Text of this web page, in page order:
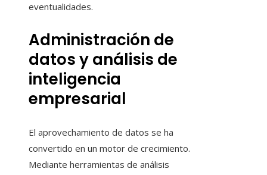
eventualidades.
Administración de
datos y análisis de
inteligencia
empresarial
El aprovechamiento de datos se ha
convertido en un motor de crecimiento.
Mediante herramientas de análisis